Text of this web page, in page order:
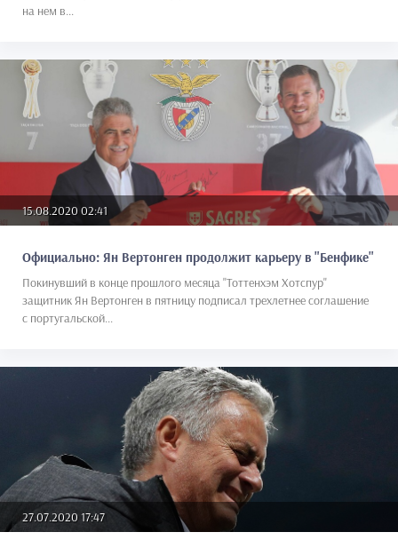
на нем в...
15.08.2020 02:41
Официально: Ян Вертонген продолжит карьеру в "Бенфике"
Покинувший в конце прошлого месяца "Тоттенхэм Хотспур"
защитник Ян Вертонген в пятницу подписал трехлетнее соглашение
с португальской...
27.07.2020 17:47